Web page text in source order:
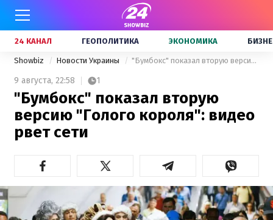
24 КАНАЛ ГЕОПОЛИТИКА ЭКОНОМИКА
Showbiz Новости Украины "Бумбокс" показал вторую версию "Голого короля": видео рвет сети
9 августа, 22:58 1
"Бумбокс" показал вторую
версию "Голого короля": видео
рвет сети